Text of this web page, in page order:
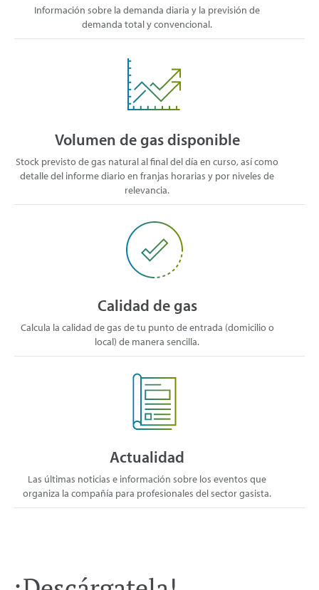
Información sobre la demanda diaria y la previsión de
demanda total y convencional.
Volumen de gas disponible
Stock previsto de gas natural al final del día en curso, así como
detalle del informe diario en franjas horarias y por niveles de
relevancia.
Calidad de gas
Calcula la calidad de gas de tu punto de entrada (domicilio o
local) de manera sencilla.
Actualidad
Las últimas noticias e información sobre los eventos que
organiza la compañía para profesionales del sector gasista.